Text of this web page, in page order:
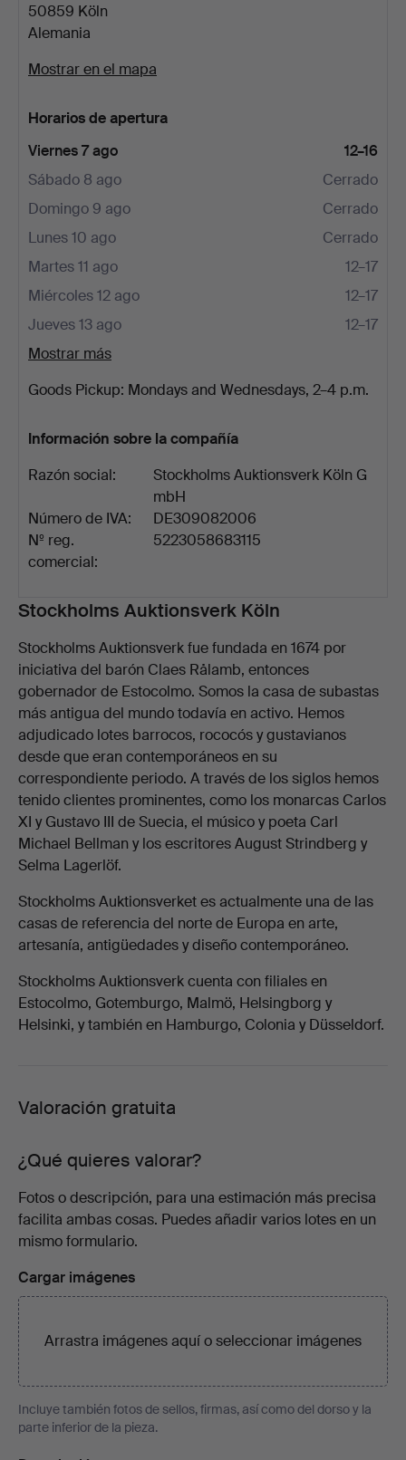
50859 Köln
Alemania
Mostrar en el mapa
Horarios de apertura
Viernes 7 ago
12–16
Sábado 8 ago
Cerrado
Domingo 9 ago
Cerrado
Lunes 10 ago
Cerrado
Martes 11 ago
12–17
Miércoles 12 ago
12–17
Jueves 13 ago
12–17
Mostrar más
Goods Pickup: Mondays and Wednesdays, 2–4 p.m.
Información sobre la compañía
Razón social:
Stockholms Auktionsverk Köln G
mbH
Número de IVA:
DE309082006
Nº reg.
comercial:
5223058683115
Descripción
Stockholms Auktionsverk Köln
Stockholms Auktionsverk fue fundada en 1674 por
iniciativa del barón Claes Rålamb, entonces
gobernador de Estocolmo. Somos la casa de subastas
más antigua del mundo todavía en activo. Hemos
adjudicado lotes barrocos, rococós y gustavianos
desde que eran contemporáneos en su
correspondiente periodo. A través de los siglos hemos
tenido clientes prominentes, como los monarcas Carlos
XI y Gustavo III de Suecia, el músico y poeta Carl
Michael Bellman y los escritores August Strindberg y
Selma Lagerlöf.
Stockholms Auktionsverket es actualmente una de las
casas de referencia del norte de Europa en arte,
artesanía, antigüedades y diseño contemporáneo.
Stockholms Auktionsverk cuenta con filiales en
Estocolmo, Gotemburgo, Malmö, Helsingborg y
Helsinki, y también en Hamburgo, Colonia y Düsseldorf.
Valoración gratuita
¿Qué quieres valorar?
Fotos o descripción, para una estimación más precisa
facilita ambas cosas. Puedes añadir varios lotes en un
mismo formulario.
Cargar imágenes
Arrastra imágenes aquí oseleccionar imágenes
Incluye también fotos de sellos, firmas, así como del dorso y la
parte inferior de la pieza.